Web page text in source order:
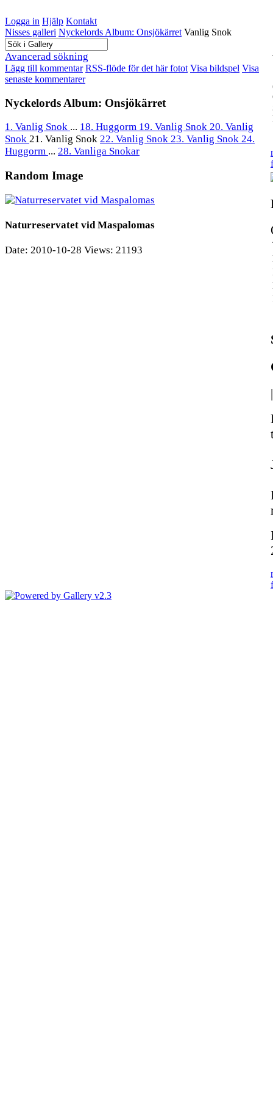
Logga in Hjälp Kontakt
Nisses galleri Nyckelords Album: Onsjökärret Vanlig Snok
Avancerad sökning
Lägg till kommentar RSS-flöde för det här fotot Visa bildspel Visa
senaste kommentarer
Nyckelords Album: Onsjökärret
1. Vanlig Snok ... 18. Huggorm 19. Vanlig Snok 20. Vanlig
Snok 21. Vanlig Snok 22. Vanlig Snok 23. Vanlig Snok 24.
Huggorm ... 28. Vanliga Snokar
Random Image
Naturreservatet vid Maspalomas
Date: 2010-10-28 Views: 21193